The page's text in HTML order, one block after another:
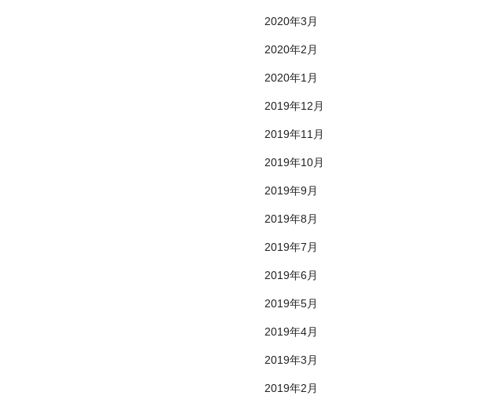
2020年3月
2020年2月
2020年1月
2019年12月
2019年11月
2019年10月
2019年9月
2019年8月
2019年7月
2019年6月
2019年5月
2019年4月
2019年3月
2019年2月